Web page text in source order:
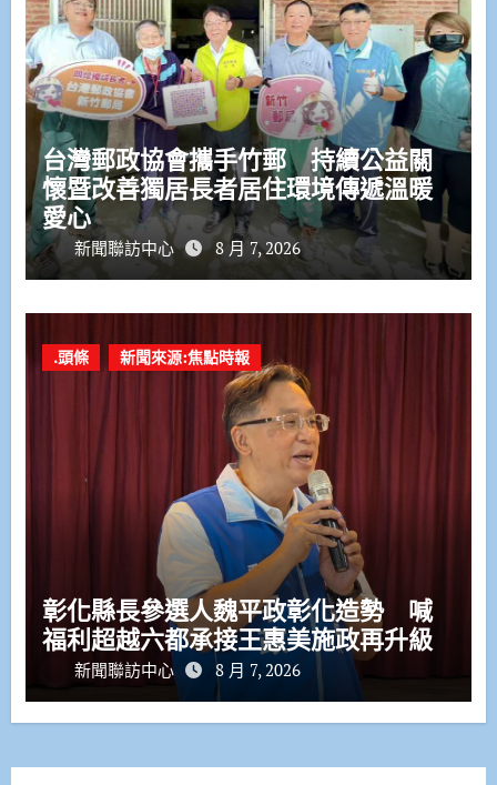
台灣郵政協會攜手竹郵 持續公益關
懷暨改善獨居長者居住環境傳遞溫暖
愛心
新聞聯訪中心 8 月 7, 2026
.頭條 新聞來源:焦點時報
彰化縣長參選人魏平政彰化造勢 喊
福利超越六都承接王惠美施政再升級
新聞聯訪中心 8 月 7, 2026